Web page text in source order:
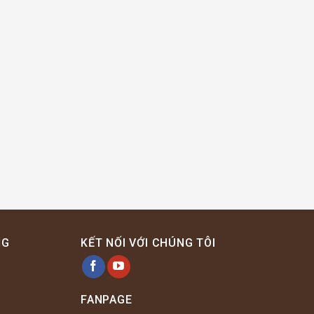
KẾT NỐI VỚI CHÚNG TÔI
FANPAGE